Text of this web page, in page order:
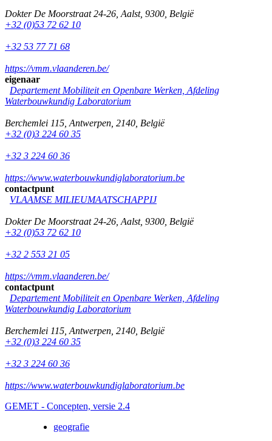
Dokter De Moorstraat 24-26 Aalst, 9300 België
+32 (0)53 72 62 10
+32 53 77 71 68
https://vmm.vlaanderen.be/
eigenaar
Departement Mobiliteit en Openbare Werken, Afdeling
Waterbouwkundig Laboratorium
Berchemlei 115 Antwerpen 2140 België
+32 (0)3 224 60 35
+32 3 224 60 36
https://www.waterbouwkundiglaboratorium.be
contactpunt
VLAAMSE MILIEUMAATSCHAPPIJ
Dokter De Moorstraat 24-26 Aalst, 9300 België
+32 (0)53 72 62 10
+32 2 553 21 05
https://vmm.vlaanderen.be/
contactpunt
Departement Mobiliteit en Openbare Werken, Afdeling
Waterbouwkundig Laboratorium
Berchemlei 115 Antwerpen 2140 België
+32 (0)3 224 60 35
+32 3 224 60 36
https://www.waterbouwkundiglaboratorium.be
GEMET - Concepten, versie 2.4
geografie